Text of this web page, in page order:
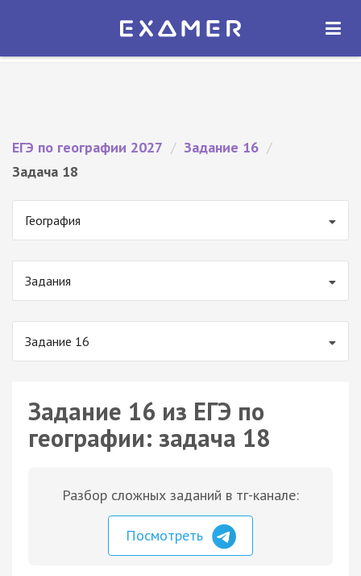
Экзамер — ЕГЭ 2027
ОТКРЫТЬ
ЕГЭ по географии 2027 / Задание 16 /
Задача 18
География
Задания
Задание 16
Задание 16 из ЕГЭ по
географии: задача 18
Разбор сложных заданий в тг-канале:
Посмотреть